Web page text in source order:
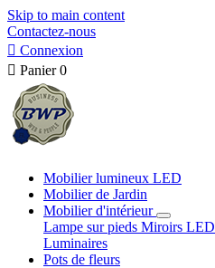
Skip to main content
Contactez-nous
 Connexion
 Panier 0
Mobilier lumineux LED
Mobilier de Jardin
Mobilier d'intérieur
Lampe sur pieds Miroirs LED
Luminaires
Pots de fleurs